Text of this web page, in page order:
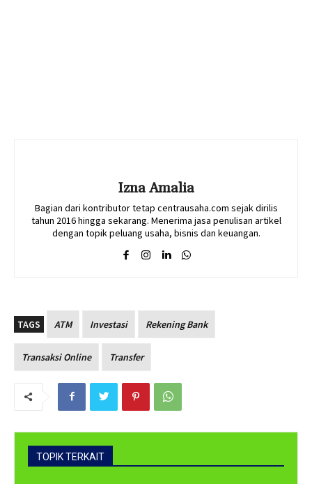
Izna Amalia
Bagian dari kontributor tetap centrausaha.com sejak dirilis
tahun 2016 hingga sekarang. Menerima jasa penulisan artikel
dengan topik peluang usaha, bisnis dan keuangan.
TAGS ATM Investasi Rekening Bank
Transaksi Online Transfer
TOPIK TERKAIT